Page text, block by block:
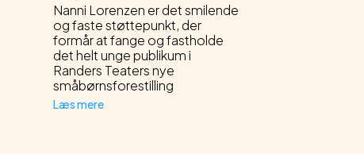
Nanni Lorenzen er det smilende
og faste støttepunkt, der
formår at fange og fastholde
det helt unge publikum i
Randers Teaters nye
småbørnsforestilling
Læs mere